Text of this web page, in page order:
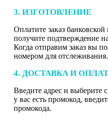
3. ИЗГОТОВЛЕНИЕ
Оплатите заказ
получите подтверждение
Когда отправим заказ вы
номером для отслеживания.
4. ДОСТАВКА И
Введите адрес и выберите
у вас есть промокод,
промокода.